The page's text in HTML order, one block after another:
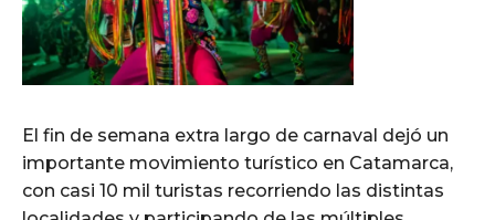
El fin de semana extra largo de carnaval dejó un
importante movimiento turístico en Catamarca,
con casi 10 mil turistas recorriendo las distintas